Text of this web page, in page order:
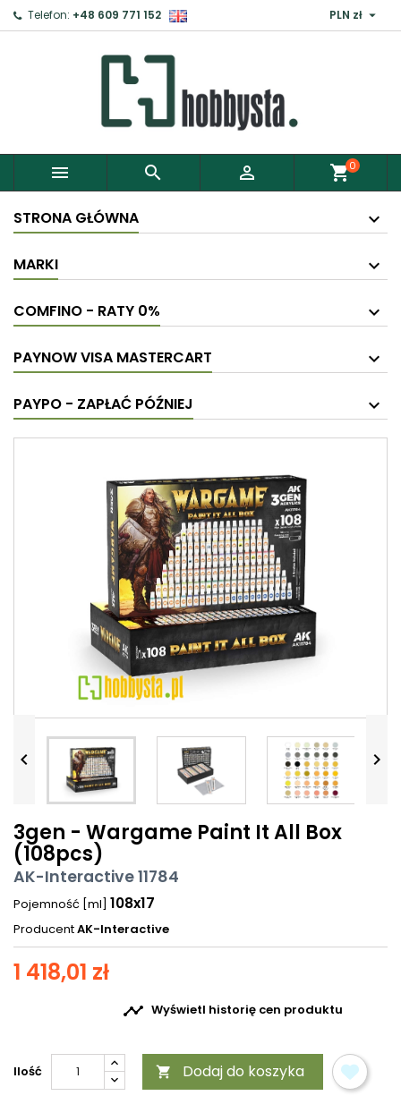
Telefon: +48 609 771 152 PLN zł 
   shopping_cart0
STRONA GŁÓWNA
MARKI
COMFINO - RATY 0%
PAYNOW VISA MASTERCART
PAYPO - ZAPŁAĆ PÓŹNIEJ
 
3gen - Wargame Paint It All Box
(108pcs)
AK-Interactive 11784
Pojemność [ml] 108x17
ProducentAK-Interactive
1 418,01 zł
 Wyświetl historię cen produktu
Ilość  Dodaj do koszyka